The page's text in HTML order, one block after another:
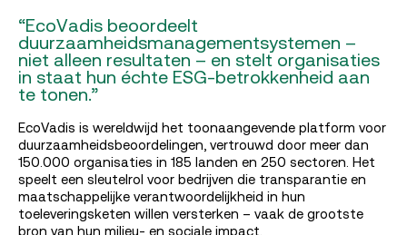
“EcoVadis beoordeelt
duurzaamheidsmanagementsystemen –
niet alleen resultaten – en stelt organisaties
in staat hun échte ESG-betrokkenheid aan
te tonen.”
EcoVadis is wereldwijd het toonaangevende platform voor
duurzaamheidsbeoordelingen, vertrouwd door meer dan
150.000 organisaties in 185 landen en 250 sectoren. Het
speelt een sleutelrol voor bedrijven die transparantie en
maatschappelijke verantwoordelijkheid in hun
toeleveringsketen willen versterken – vaak de grootste
bron van hun milieu- en sociale impact.